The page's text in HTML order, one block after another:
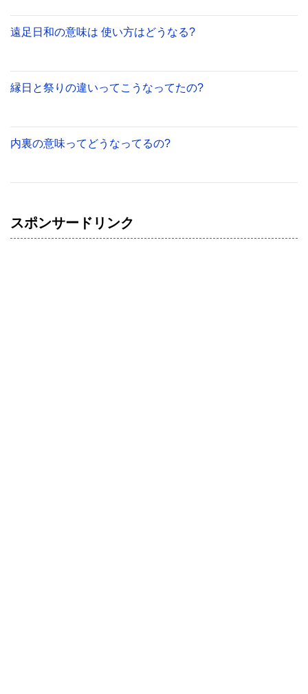
遠足日和の意味は 使い方はどうなる?
縁日と祭りの違いってこうなってたの?
内裏の意味ってどうなってるの?
スポンサードリンク